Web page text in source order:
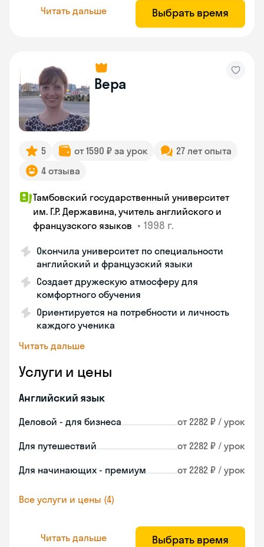
Читать дальше Выбрать время
Вера
5 от 1590 ₽ за урок
27 лет опыта
4 отзыва
Тамбовский государственный университет
им. Г.Р. Державина, учитель английского и
французского языков • 1998 г.
Окончила университет по специальности
английский и французский языки
Создает дружескую атмосферу для
комфортного обучения
Ориентируется на потребности и личность
каждого ученика
Читать дальше
Услуги и цены
Английский язык
Деловой - для бизнеса от 2282 ₽ / урок
Для путешествий от 2282 ₽ / урок
Для начинающих - премиум от 2282 ₽ / урок
Все услуги и цены (4)
Читать дальше Выбрать время